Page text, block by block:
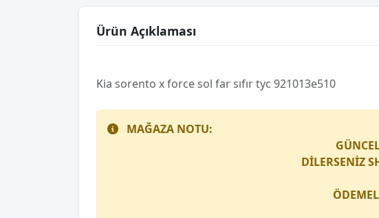
Ürün Açıklaması
Ki̇a sorento x force sol far sıfır tyc 921013e510
MAĞAZA NOTU:
DİLERSENİZ